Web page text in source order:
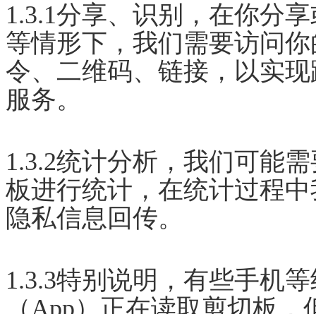
1.3.1分享、识别，在你分
等情形下，我们需要访问
令、二维码、链接，以实
服务。
1.3.2统计分析，我们可能
板进行统计，在统计过程
隐私信息回传。
1.3.3特别说明，有些手机
（App）正在读取剪切板